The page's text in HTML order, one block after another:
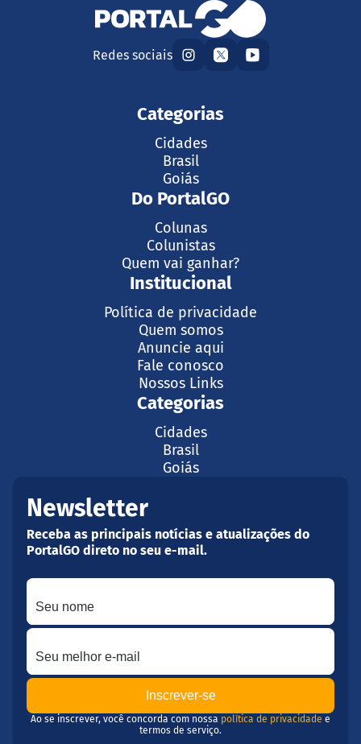
Redes sociais
Categorias
Cidades
Brasil
Goiás
Do PortalGO
Colunas
Colunistas
Quem vai ganhar?
Institucional
Política de privacidade
Quem somos
Anuncie aqui
Fale conosco
Nossos Links
Categorias
Cidades
Brasil
Goiás
Newsletter
Receba as principais notícias e atualizações do
PortalGO direto no seu e-mail.
Seu nome
Seu melhor e-mail
Ao se inscrever, você concorda com nossa política de privacidade e
termos de serviço.